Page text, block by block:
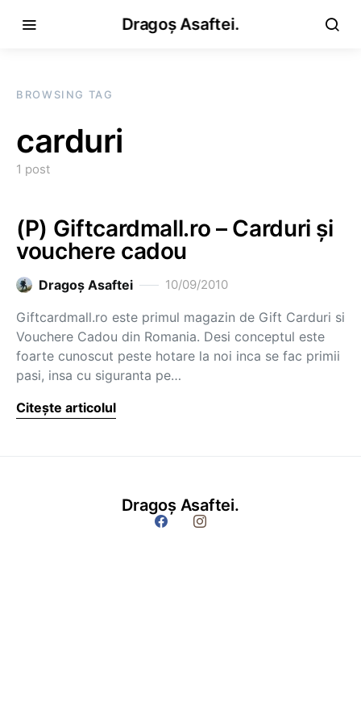
Dragoș Asaftei.
BROWSING TAG
carduri
1 post
(P) Giftcardmall.ro – Carduri şi
vouchere cadou
Dragoş Asaftei 10/09/2010
Giftcardmall.ro este primul magazin de Gift Carduri si
Vouchere Cadou din Romania. Desi conceptul este
foarte cunoscut peste hotare la noi inca se fac primii
pasi, insa cu siguranta pe…
Citește articolul
Dragoș Asaftei.